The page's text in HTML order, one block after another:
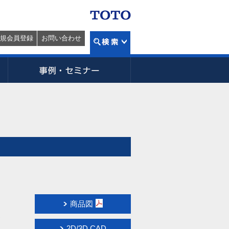
会員登録 お問い合わせ
商品図